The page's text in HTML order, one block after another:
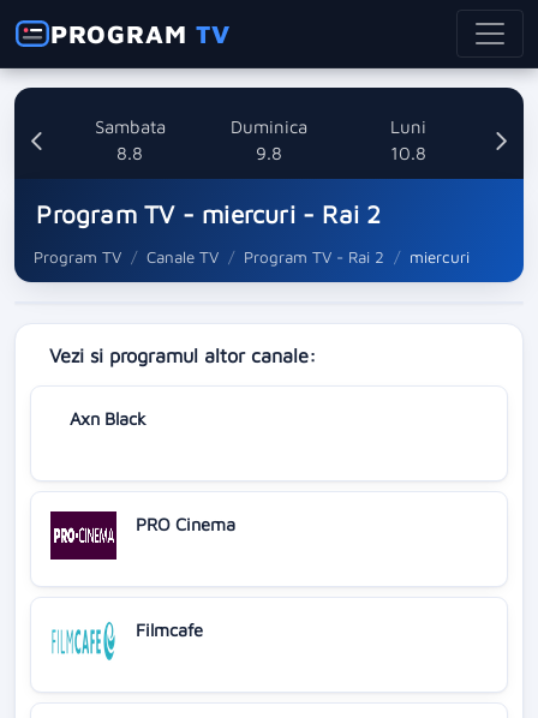
PROGRAMTV
Sambata
8.8
Duminica
9.8
Luni
10.8
Program TV - miercuri - Rai 2
Program TV Canale TV Program TV - Rai 2 miercuri
Vezi si programul altor canale:
Axn Black
PRO Cinema
Filmcafe